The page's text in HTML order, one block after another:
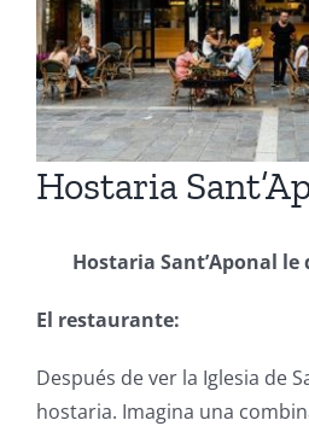
Hostaria
Hostaria Sant’Aponal
El restaurante:
Después de ver la Iglesia de
hostaria. Imagina una